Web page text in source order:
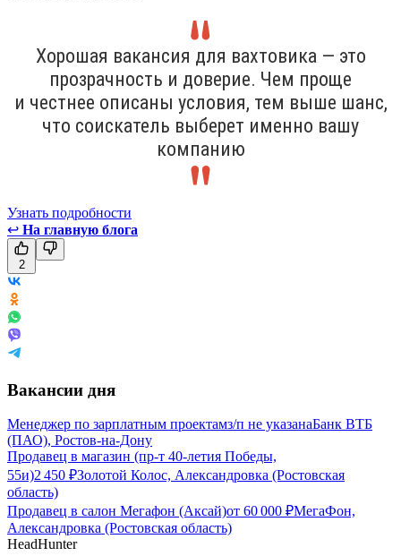
Хорошая вакансия для вахтовика — это
прозрачность и доверие. Чем проще
и честнее описаны условия, тем выше шанс,
что соискатель выберет именно вашу
компанию
Узнать подробности
↩ На главную блога
2
Вакансии дня
Менеджер по зарплатным проектамз/п не указанаБанк ВТБ
(ПАО), Ростов-на-Дону
Продавец в магазин (пр-т 40-летия Победы,
55и)2 450 ₽Золотой Колос, Александровка (Ростовская
область)
Продавец в салон Мегафон (Аксай)от 60 000 ₽МегаФон,
Александровка (Ростовская область)
HeadHunter